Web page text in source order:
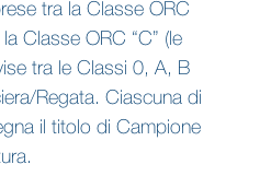
tra la Classe ORC
la Classe ORC “C” (le
tra le Classi 0, A, B
Regata. Ciascuna di
il titolo di Campione